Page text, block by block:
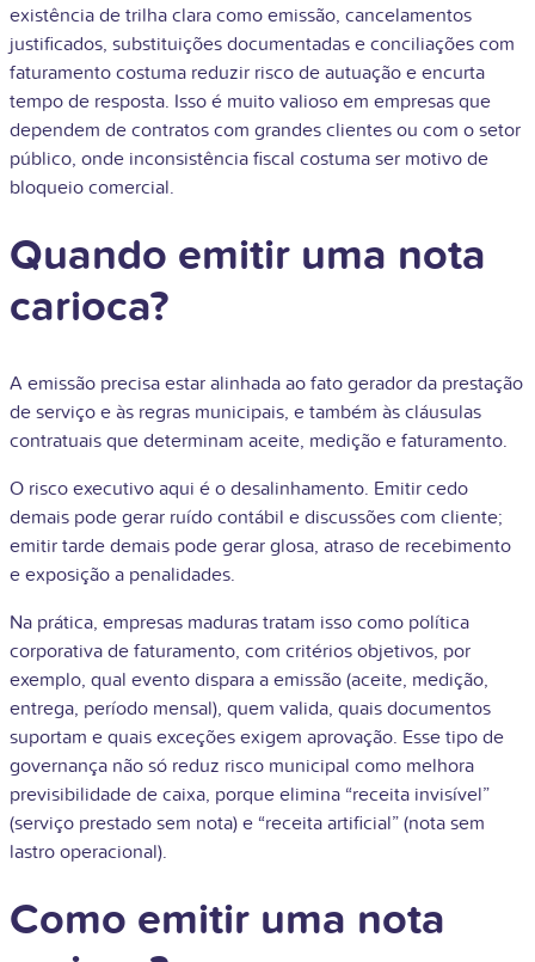
existência de trilha clara como emissão, cancelamentos
justificados, substituições documentadas e conciliações com
faturamento costuma reduzir risco de autuação e encurta
tempo de resposta. Isso é muito valioso em empresas que
dependem de contratos com grandes clientes ou com o setor
público, onde inconsistência fiscal costuma ser motivo de
bloqueio comercial.
Quando emitir uma nota
carioca?
A emissão precisa estar alinhada ao fato gerador da prestação
de serviço e às regras municipais, e também às cláusulas
contratuais que determinam aceite, medição e faturamento.
O risco executivo aqui é o desalinhamento. Emitir cedo
demais pode gerar ruído contábil e discussões com cliente;
emitir tarde demais pode gerar glosa, atraso de recebimento
e exposição a penalidades.
Na prática, empresas maduras tratam isso como política
corporativa de faturamento, com critérios objetivos, por
exemplo, qual evento dispara a emissão (aceite, medição,
entrega, período mensal), quem valida, quais documentos
suportam e quais exceções exigem aprovação. Esse tipo de
governança não só reduz risco municipal como melhora
previsibilidade de caixa, porque elimina “receita invisível”
(serviço prestado sem nota) e “receita artificial” (nota sem
lastro operacional).
Como emitir uma nota